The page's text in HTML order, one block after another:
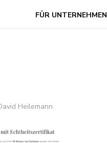
FÜR UNTERNEHMEN
Heilemann